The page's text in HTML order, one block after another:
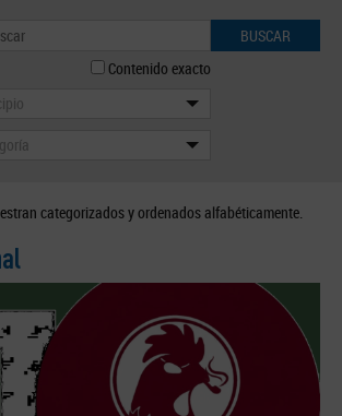
BUSCAR
Contenido exacto
categorizados y ordenados alfabéticamente.